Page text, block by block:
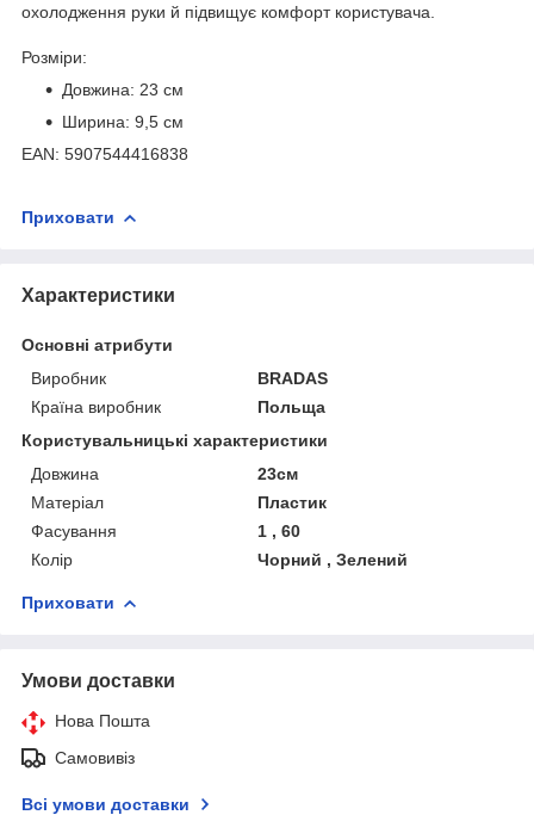
охолодження руки й підвищує комфорт користувача.
Розміри:
Довжина: 23 см
Ширина: 9,5 см
EAN: 5907544416838
Приховати
Характеристики
Основні атрибути
Виробник
BRADAS
Країна виробник
Польща
Користувальницькі характеристики
Довжина
23см
Матеріал
Пластик
Фасування
1 , 60
Колір
Чорний , Зелений
Приховати
Умови доставки
Нова Пошта
Самовивіз
Всі умови доставки